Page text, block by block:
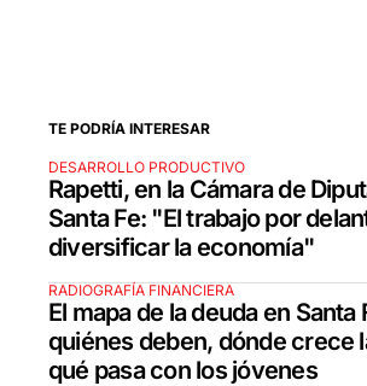
TE PODRÍA INTERESAR
DESARROLLO PRODUCTIVO
Rapetti, en la Cámara de
Santa Fe: "El trabajo por
diversificar la economía"
RADIOGRAFÍA FINANCIERA
El mapa de la deuda en Santa
quiénes deben, dónde crece
qué pasa con los jóvenes